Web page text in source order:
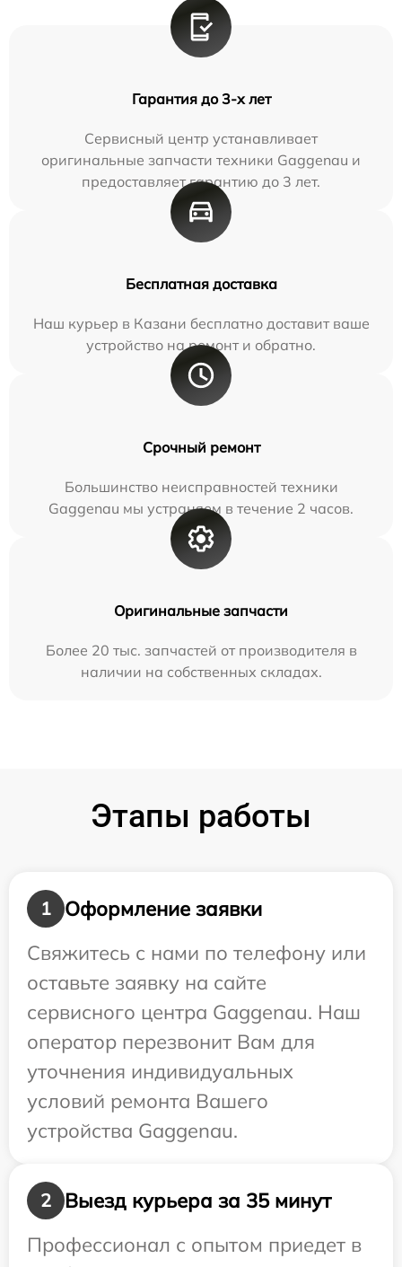
Гарантия до 3-х лет
Сервисный центр устанавливает
оригинальные запчасти техники Gaggenau и
предоставляет гарантию до 3 лет.
Бесплатная доставка
Наш курьер в Казани бесплатно доставит ваше
устройство на ремонт и обратно.
Срочный ремонт
Большинство неисправностей техники
Gaggenau мы устраняем в течение 2 часов.
Оригинальные запчасти
Более 20 тыс. запчастей от производителя в
наличии на собственных складах.
Этапы работы
1
Оформление заявки
Свяжитесь с нами по телефону или
оставьте заявку на сайте
сервисного центра Gaggenau. Наш
оператор перезвонит Вам для
уточнения индивидуальных
условий ремонта Вашего
устройства Gaggenau.
2
Выезд курьера за 35 минут
Профессионал с опытом приедет в